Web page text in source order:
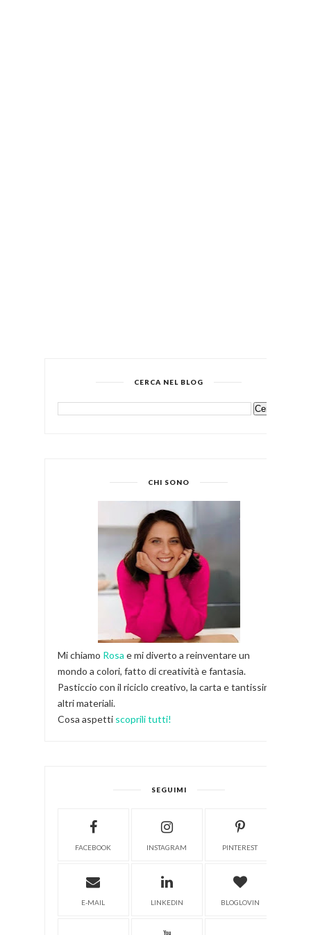
CERCA NEL BLOG
CHI SONO
Mi chiamo Rosa e mi diverto a reinventare un
mondo a colori, fatto di creatività e fantasia.
Pasticcio con il riciclo creativo, la carta e tantissimi
altri materiali.
Cosa aspetti scoprili tutti!
SEGUIMI
FACEBOOK INSTAGRAM PINTEREST
E-MAIL LINKEDIN BLOGLOVIN